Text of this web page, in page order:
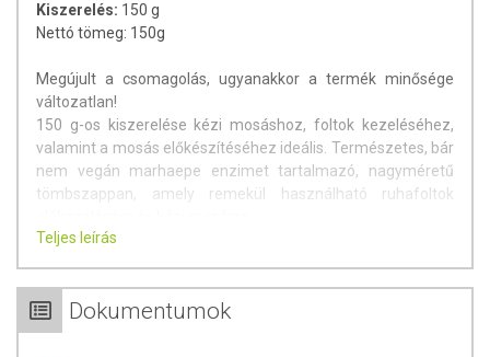
Kiszerelés: 150 g
Nettó tömeg: 150g
Megújult a csomagolás, ugyanakkor a termék minősége
változatlan!
150 g-os kiszerelése kézi mosáshoz, foltok kezeléséhez,
valamint a mosás előkészítéséhez ideális. Természetes, bár
nem vegán marhaepe enzimet tartalmazó, nagyméretű
tömbszappan, amely remekül használható ruhafoltok
kivonattal), ami hatékonyan eltávolítja a nehezen kijavítható
szennyeződéseket, foltokat, és szépen fehéritheti a szürke,
sárgult fehér textíliákat.
Teljes leírás
Dokumentumok